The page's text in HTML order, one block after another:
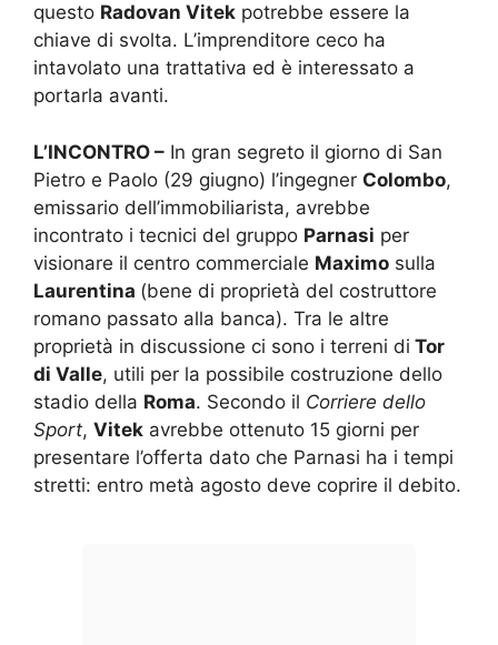
questo Radovan Vitek potrebbe essere la
chiave di svolta. L’imprenditore ceco ha
intavolato una trattativa ed è interessato a
portarla avanti.
L’INCONTRO – In gran segreto il giorno di San
Pietro e Paolo (29 giugno) l’ingegner Colombo,
emissario dell’immobiliarista, avrebbe
incontrato i tecnici del gruppo Parnasi per
visionare il centro commerciale Maximo sulla
Laurentina (bene di proprietà del costruttore
romano passato alla banca). Tra le altre
proprietà in discussione ci sono i terreni di Tor
di Valle, utili per la possibile costruzione dello
stadio della Roma. Secondo il Corriere dello
Sport, Vitek avrebbe ottenuto 15 giorni per
presentare l’offerta dato che Parnasi ha i tempi
stretti: entro metà agosto deve coprire il debito.